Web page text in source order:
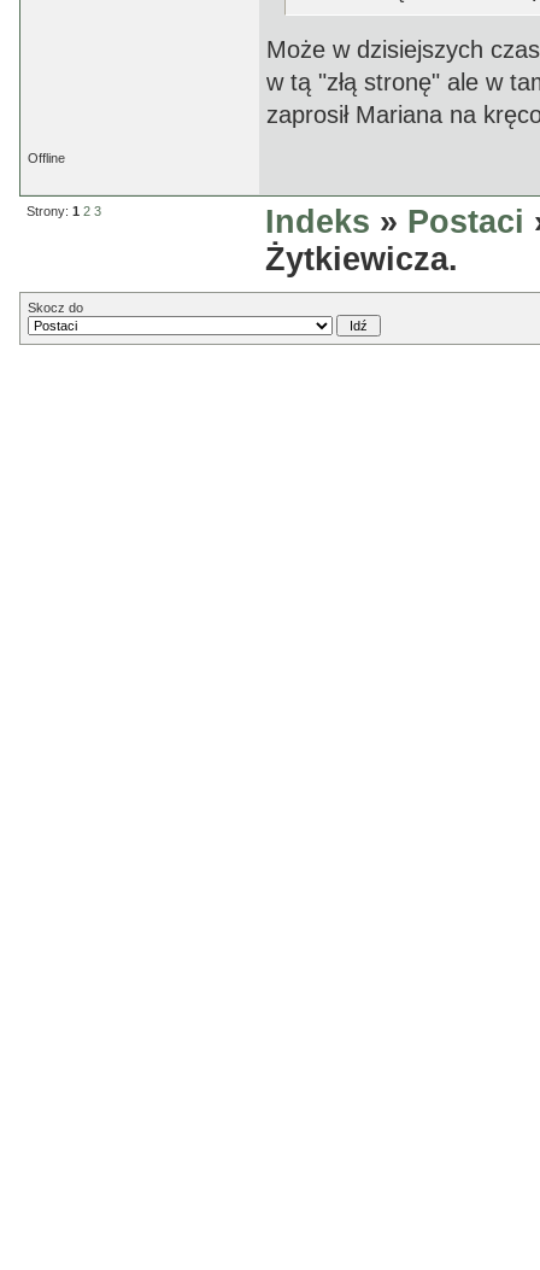
Może w dzisiejszych
w tą "złą stronę" ale w
zaprosił Mariana na
Offline
Strony: 1 2 3 Indeks » Postaci
Żytkiewicza.
Skocz do